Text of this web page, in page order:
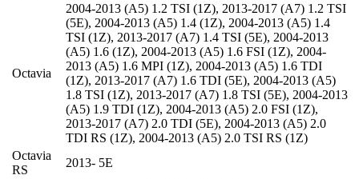
Octavia
2004-2013 (A5) 1.2 TSI (1Z), 2013-2017 (A7) 1.2 TSI
(5E), 2004-2013 (A5) 1.4 (1Z), 2004-2013 (A5) 1.4
TSI (1Z), 2013-2017 (A7) 1.4 TSI (5E), 2004-2013
(A5) 1.6 (1Z), 2004-2013 (A5) 1.6 FSI (1Z), 2004-
2013 (A5) 1.6 MPI (1Z), 2004-2013 (A5) 1.6 TDI
(1Z), 2013-2017 (A7) 1.6 TDI (5E), 2004-2013 (A5)
1.8 TSI (1Z), 2013-2017 (A7) 1.8 TSI (5E), 2004-2013
(A5) 1.9 TDI (1Z), 2004-2013 (A5) 2.0 FSI (1Z),
2013-2017 (A7) 2.0 TDI (5E), 2004-2013 (A5) 2.0
TDI RS (1Z), 2004-2013 (A5) 2.0 TSI RS (1Z)
Octavia
RS
2013- 5E